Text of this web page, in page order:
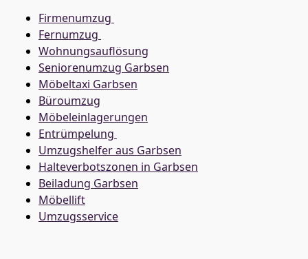
Firmenumzug
Fernumzug
Wohnungsauflösung
Seniorenumzug Garbsen
Möbeltaxi Garbsen
Büroumzug
Möbeleinlagerungen
Entrümpelung
Umzugshelfer aus Garbsen
Halteverbotszonen in Garbsen
Beiladung Garbsen
Möbellift
Umzugsservice